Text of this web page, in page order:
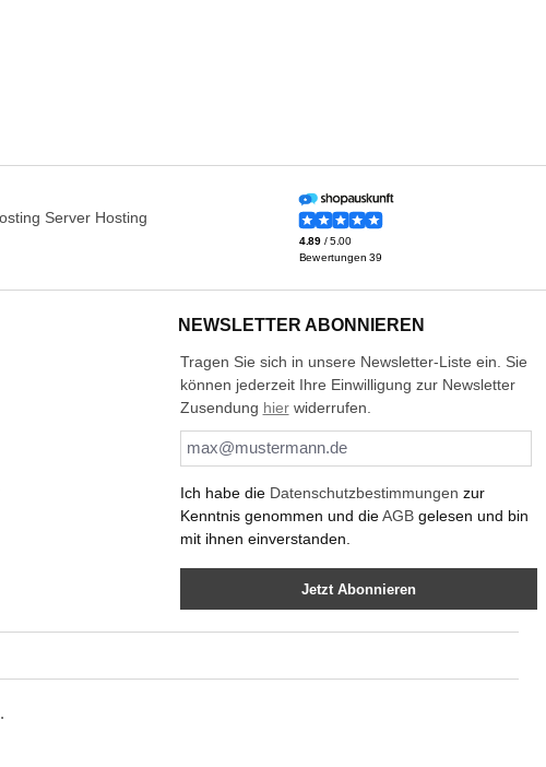
NEWSLETTER ABONNIEREN
Tragen Sie sich in unsere Newsletter-Liste ein. Sie
können jederzeit Ihre Einwilligung zur Newsletter
Zusendung hierwiderrufen.
Ich habe die Datenschutzbestimmungen zur
Kenntnis genommen und dieAGBgelesen und bin
mit ihnen einverstanden.
Jetzt Abonnieren
.